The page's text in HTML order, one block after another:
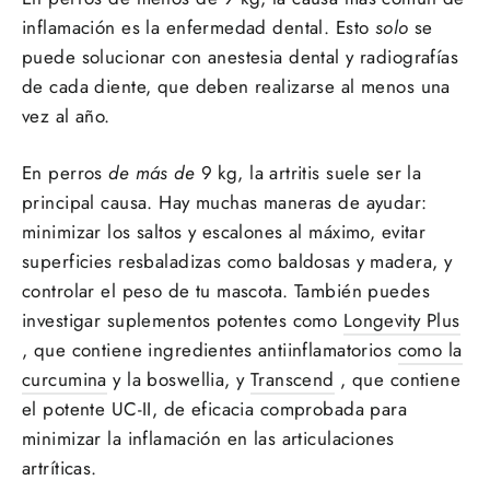
inflamación es la enfermedad dental. Esto solo se
puede solucionar con anestesia dental y radiografías
de cada diente, que deben realizarse al menos una
vez al año.
En perros de más de 9 kg, la artritis suele ser la
principal causa. Hay muchas maneras de ayudar:
minimizar los saltos y escalones al máximo, evitar
superficies resbaladizas como baldosas y madera, y
controlar el peso de tu mascota. También puedes
investigar suplementos potentes como Longevity Plus
, que contiene ingredientes antiinflamatorios como la
curcumina y la boswellia, y Transcend , que contiene
el potente UC-II, de eficacia comprobada para
minimizar la inflamación en las articulaciones
artríticas.